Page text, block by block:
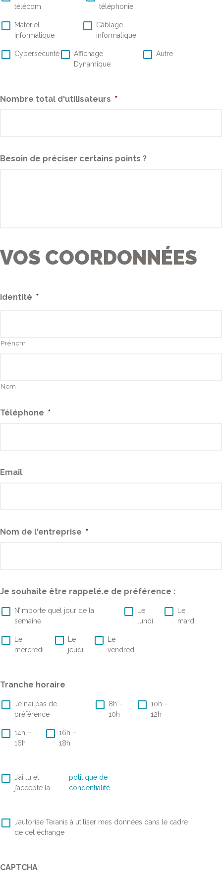
télécom téléphonie
Matériel
informatique
Câblage
informatique
Cybersécurité
Affichage
Dynamique
Autre
Nombre total d'utilisateurs *
Besoin de préciser certains points ?
VOS COORDONNÉES
Identité *
Prénom
Nom
Téléphone *
Email
Nom de l'entreprise *
Je souhaite être rappelé.e de préférence :
N’importe quel jour de la
semaine
Le
lundi
Le
mardi
Le
mercredi
Le
jeudi
Le
vendredi
Tranche horaire
Je n’ai pas de
préférence
8h –
10h
10h –
12h
14h –
16h
16h –
18h
RGPD *
J’ai lu et
j’accepte la
politique de
condentialité
RGPD *
J’autorise Teranis à utiliser mes données dans le cadre
de cet échange
CAPTCHA